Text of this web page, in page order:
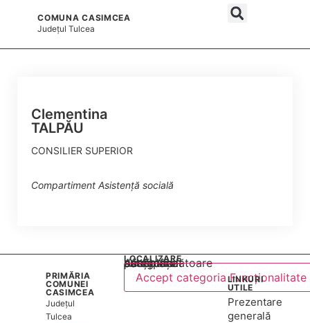
COMUNA CASIMCEA
JudețulTulcea
Clementina
TALPĂU
CONSILIER SUPERIOR
Compartiment Asistență socială
PRIMĂRIA
COMUNEI
CASIMCEA
Județul
Tulcea
LOCALIZARE
Acest conținut este blocat până când acceptați categoria corespunzătoare de cookie-uri.
Accept categoria Funcționalitate
LINKURI
UTILE
Prezentare
generală